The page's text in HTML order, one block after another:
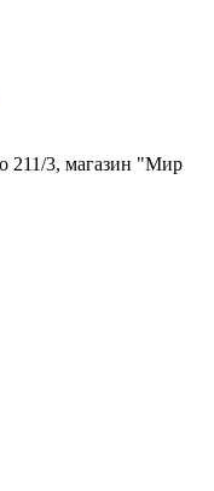
211/3, магазин "Мир